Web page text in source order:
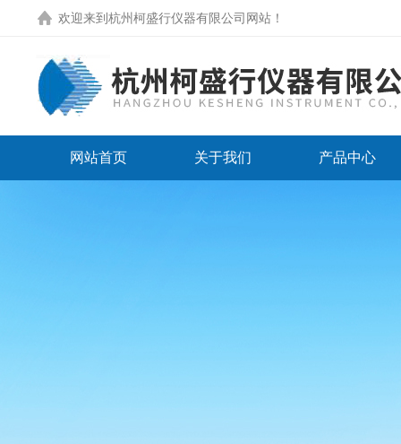
欢迎来到 杭州柯盛行仪器有限公司网站 ！
网站首页 关于我们 产品中心